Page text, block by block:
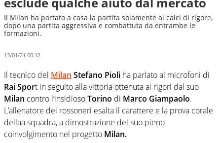
Il Milan ha portato a casa la partita solamente ai calci di rigore,
dopo una partita aggressiva e combattuta da entrambe le
formazioni.
13/01/21 00:12
Il tecnico del Milan Stefano Pioli ha parlato ai microfoni di
Rai Sport in seguito alla vittoria ottenuta ai rigori dal suo
Milan contro l’insidiosoTorino di Marco Giampaolo.
L’allenatore dei rossoneri esalta il carattere e la prova corale
dellaa squadra, a dimostrazione del suo pieno
coinvolgimento nel progetto Milan.